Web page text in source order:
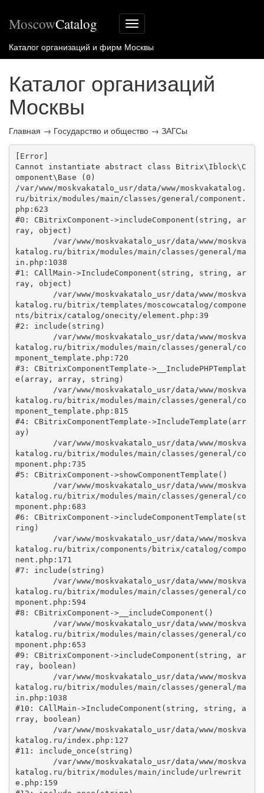
Меню
сайта
MoscowCatalog
Каталог организаций и фирм Москвы
Каталог организаций
Москвы
Главная → Государство и общество → ЗАГСы
[Error]
Cannot instantiate abstract class Bitrix\Iblock\C
omponent\Base (0)
/var/www/moskvakatalo_usr/data/www/moskvakatalog.
ru/bitrix/modules/main/classes/general/component.
php:623
#0: CBitrixComponent->includeComponent(string, ar
ray, object)
katalog.ru/bitrix/modules/main/classes/general/ma
in.php:1038
#1: CAllMain->IncludeComponent(string, string, ar
ray, object)
katalog.ru/bitrix/templates/moscowcatalog/compone
nts/bitrix/catalog/onecity/element.php:39
#2: include(string)
katalog.ru/bitrix/modules/main/classes/general/co
mponent_template.php:720
#3: CBitrixComponentTemplate->__IncludePHPTemplat
e(array, array, string)
katalog.ru/bitrix/modules/main/classes/general/co
mponent_template.php:815
#4: CBitrixComponentTemplate->IncludeTemplate(arr
ay)
katalog.ru/bitrix/modules/main/classes/general/co
mponent.php:735
#5: CBitrixComponent->showComponentTemplate()
katalog.ru/bitrix/modules/main/classes/general/co
mponent.php:683
#6: CBitrixComponent->includeComponentTemplate(st
ring)
katalog.ru/bitrix/components/bitrix/catalog/compo
nent.php:171
#7: include(string)
katalog.ru/bitrix/modules/main/classes/general/co
mponent.php:594
#8: CBitrixComponent->__includeComponent()
katalog.ru/bitrix/modules/main/classes/general/co
mponent.php:653
#9: CBitrixComponent->includeComponent(string, ar
ray, boolean)
katalog.ru/bitrix/modules/main/classes/general/ma
in.php:1038
#10: CAllMain->IncludeComponent(string, string, a
rray, boolean)
katalog.ru/index.php:127
#11: include_once(string)
katalog.ru/bitrix/modules/main/include/urlrewrit
e.php:159